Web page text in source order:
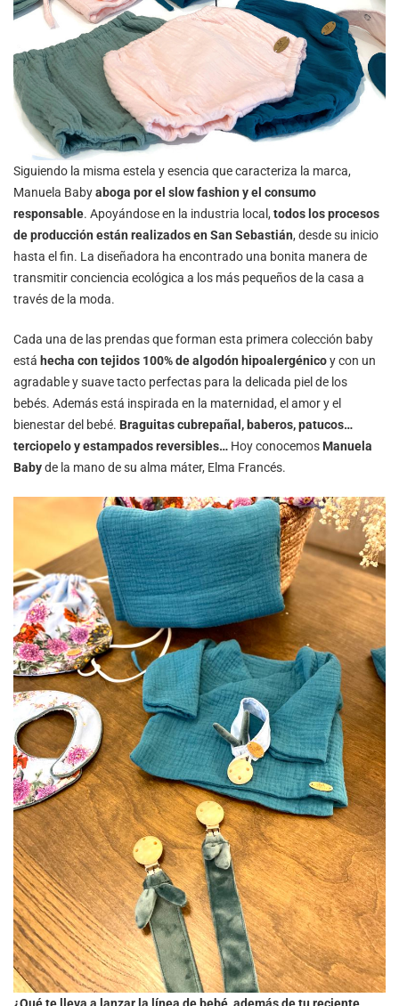
Siguiendo la misma estela y esencia que caracteriza la marca,
Manuela Babyaboga por el slow fashion y el consumo
responsable. Apoyándose en la industria local, todos los procesos
de producción están realizados en San Sebastián, desde su inicio
hasta el fin. La diseñadora ha encontrado una bonita manera de
transmitir conciencia ecológica a los más pequeños de la casa a
través de la moda.
Cada una de las prendas que forman esta primera colección baby
está hecha con tejidos 100% de algodón hipoalergénicoy con un
agradable y suave tacto perfectas para la delicada piel de los
bebés. Además está inspirada en la maternidad, el amor y el
bienestar del bebé. Braguitas cubrepañal, baberos, patucos…
terciopelo y estampados reversibles… Hoy conocemos Manuela
Babyde la mano de su alma máter, Elma Francés.